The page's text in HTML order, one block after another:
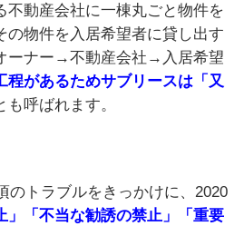
不動産会社に一棟丸ごと物件を
の物件を入居希望者に貸し出す
ーナー→不動産会社→入居希望
程があるためサブリースは「又
も呼ばれます。
のトラブルをきっかけに、2020
」「不当な勧誘の禁止」「重要